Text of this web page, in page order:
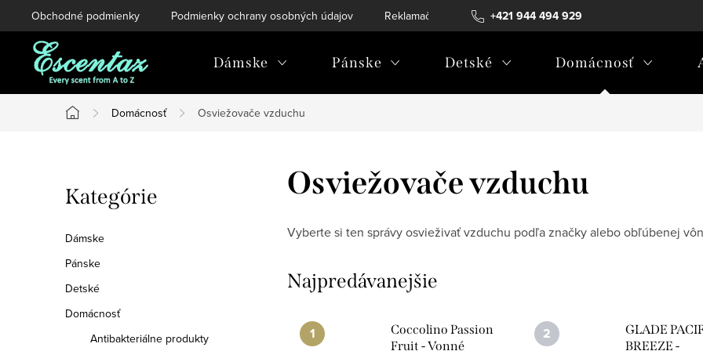
na
+421 944 494 929
Obchodné podmienky Podmienky ochrany osobných údajov Reklamačný poriadok Reklamačný formulár
Dámske Pánske Detské Domácnosť
Domov
Domácnosť Osviežovače vzduchu
o
č
n
ý
Preskočiť
kategórie
Kategórie
Dámske
Pánske
Detské
Domácnosť
Antibakteriálne produkty
Osviežovače vzduchu
Vyberte si ten správy osvieživať vzduchu podľa značky alebo obľúbenej
Najpredávanejšie
Coccolino Passion
Fruit - Vonné
GLADE
BREEZE -